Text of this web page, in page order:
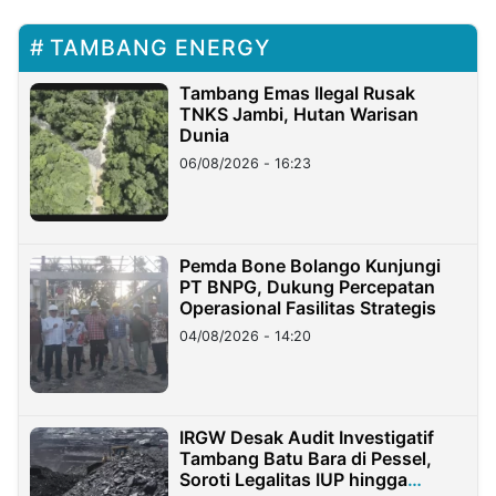
TAMBANG ENERGY
Tambang Emas Ilegal Rusak
TNKS Jambi, Hutan Warisan
Dunia
06/08/2026 - 16:23
Pemda Bone Bolango Kunjungi
PT BNPG, Dukung Percepatan
Operasional Fasilitas Strategis
04/08/2026 - 14:20
IRGW Desak Audit Investigatif
Tambang Batu Bara di Pessel,
Soroti Legalitas IUP hingga